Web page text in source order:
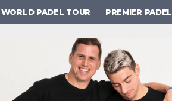
WORLD PADEL TOUR PREMIER PADEL